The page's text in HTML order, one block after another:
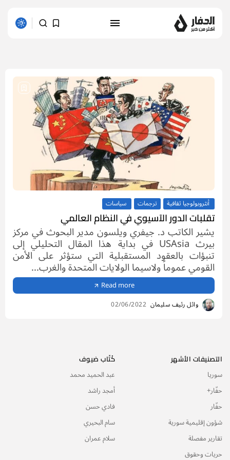
أنثروبولوجيا ثقافية ترجمات سياسات
تقلبات الدور الآسيوي في النظام العالمي
يشير الكاتب د. جيفري ويلسون مدير البحوث في مركز
بيرث USAsia في بداية هذا المقال التحليلي إلى
تنبؤات بالعقود المستقبلية التي ستؤثر على الأمن
القومي عموماً ولاسيما الولايات المتحدة والغرب...
Read more
وائل رئيف سليمان 02/06/2022
التصنيفات الأشهر
سوريا
حفّار+
حفّار
شؤون إقليمية سورية
تقارير مفصلة
حريات وحقوق
كُتّاب ضيوف
عبد الحميد محمد
أمجد راشد
فادي حسن
سام البحيري
سلام عمران